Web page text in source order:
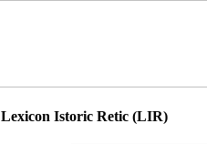
Lexicon Istoric Retic (LIR)